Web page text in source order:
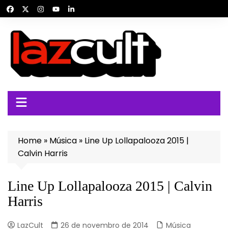
para
conteúdo
Home » Música » Line Up Lollapalooza 2015 |
Calvin Harris
Line Up Lollapalooza 2015 | Calvin
Harris
LazCult 26 de novembro de 2014 Música